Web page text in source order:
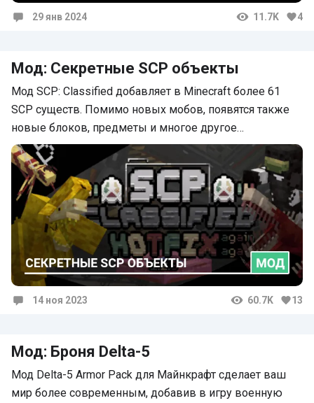
29 янв 2024 11.7K 4
Мод: Секретные SCP объекты
Мод SCP: Classified добавляет в Minecraft более 61
SCP существ. Помимо новых мобов, появятся также
новые блоков, предметы и многое другое…
14 ноя 2023 60.7K 13
Мод: Броня Delta-5
Мод Delta-5 Armor Pack для Майнкрафт сделает ваш
мир более современным, добавив в игру военную